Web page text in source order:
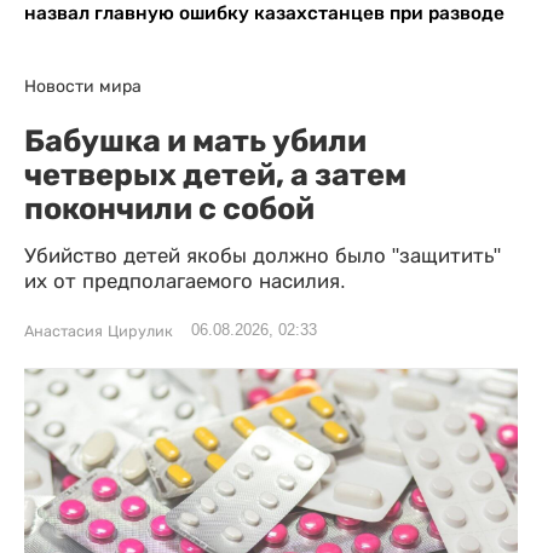
назвал главную ошибку казахстанцев при разводе
Новости мира
Бабушка и мать убили
четверых детей, а затем
покончили с собой
Убийство детей якобы должно было "защитить"
их от предполагаемого насилия.
Анастасия Цирулик 06.08.2026, 02:33